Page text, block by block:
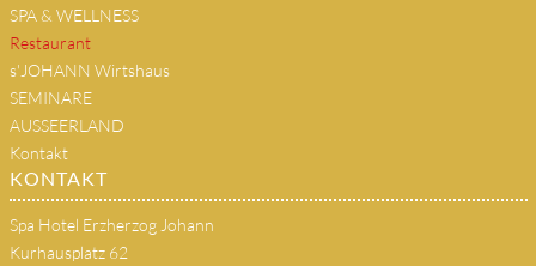
SPA & WELLNESS
Restaurant
s'JOHANN Wirtshaus
SEMINARE
AUSSEERLAND
Kontakt
KONTAKT
Spa Hotel Erzherzog Johann
Kurhausplatz 62